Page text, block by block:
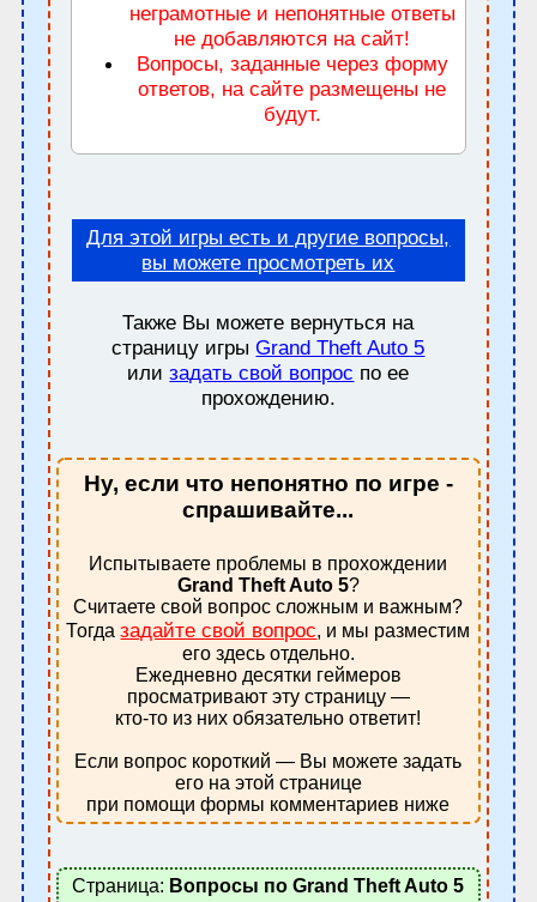
неграмотные и непонятные ответы
не добавляются на сайт!
Вопросы, заданные через форму
ответов, на сайте размещены не
будут.
Для этой игры есть и другие вопросы,
вы можете просмотреть их
Также Вы можете вернуться на
страницу игрыGrand Theft Auto 5
илизадать свой вопрос по ее
прохождению.
Ну, если что непонятно по игре -
спрашивайте...
Испытываете проблемы в прохождении
Grand Theft Auto 5?
Считаете свой вопрос сложным и важным?
Тогдазадайте свой вопрос, и мы разместим
его здесь отдельно.
Ежедневно десятки геймеров
просматривают эту страницу —
кто-то из них обязательно ответит!
Если вопрос короткий — Вы можете задать
его на этой странице
при помощи формы комментариев ниже
Страница: Вопросы по Grand Theft Auto 5